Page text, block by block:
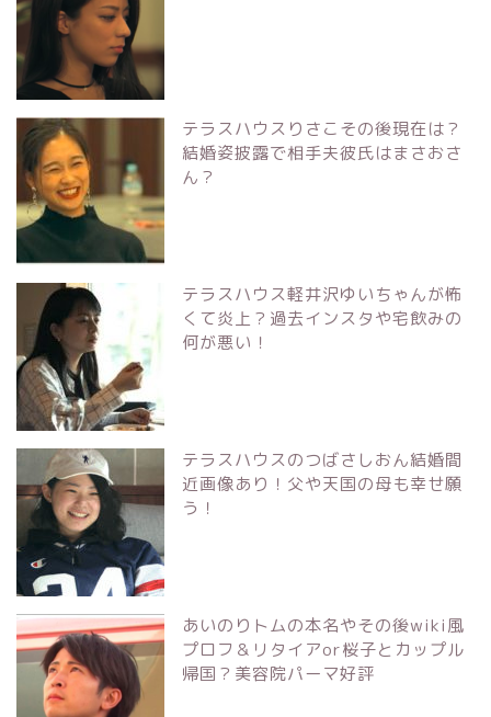
テラスハウスりさこその後現在は？
結婚姿披露で相手夫彼氏はまさおさ
ん？
テラスハウス軽井沢ゆいちゃんが怖
くて炎上？過去インスタや宅飲みの
何が悪い！
テラスハウスのつばさしおん結婚間
近画像あり！父や天国の母も幸せ願
う！
あいのりトムの本名やその後wiki風
プロフ＆リタイアor桜子とカップル
帰国？美容院パーマ好評